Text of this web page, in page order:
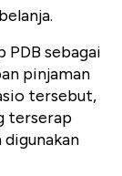
sebagai
pinjaman
tersebut,
terserap